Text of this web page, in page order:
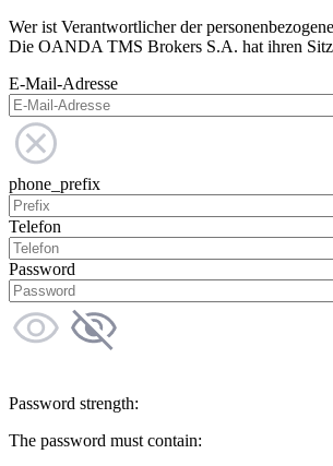
Wer ist Verantwortlicher der
Die OANDA TMS Brokers S.A. hat ihren Sitz
E-Mail-Adresse
phone_prefix
Telefon
Password
Password strength:
The password must contain: